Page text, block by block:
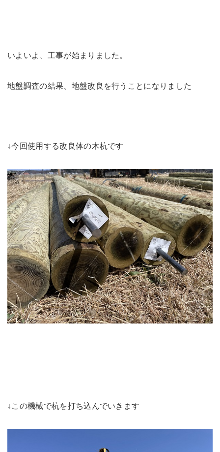
いよいよ、工事が始まりました。
地盤調査の結果、地盤改良を行うことになりました
↓今回使用する改良体の木杭です
↓この機械で杭を打ち込んでいきます